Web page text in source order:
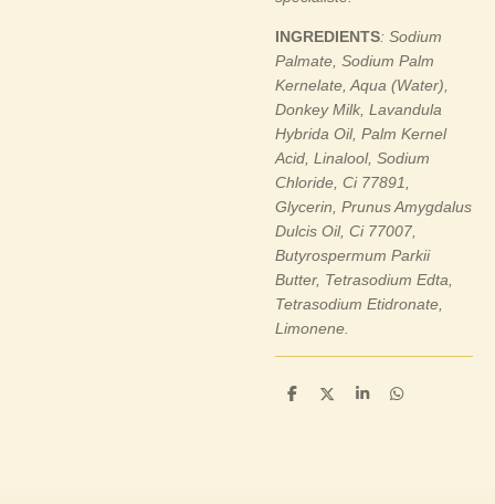
INGREDIENTS: Sodium
Palmate, Sodium Palm
Kernelate, Aqua (Water),
Donkey Milk, Lavandula
Hybrida Oil, Palm Kernel
Acid, Linalool, Sodium
Chloride, Ci 77891,
Glycerin, Prunus Amygdalus
Dulcis Oil, Ci 77007,
Butyrospermum Parkii
Butter, Tetrasodium Edta,
Tetrasodium Etidronate,
Limonene.
P
P
P
P